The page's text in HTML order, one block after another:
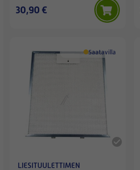
30,90 €
Saatavilla
LIESITUULETTIMEN